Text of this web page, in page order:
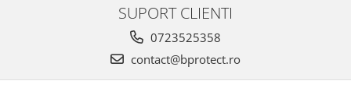
SUPORT CLIENTI
0723525358
contact@bprotect.ro